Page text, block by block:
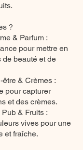
?
& Parfum :
pour mettre en
de beauté et de
& Crèmes :
pour capturer
et des crèmes.
& Fruits :
vives pour une
et fraîche.